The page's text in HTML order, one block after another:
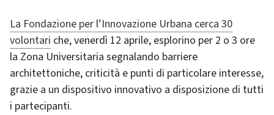
La Fondazione per l’Innovazione Urbana cerca 30
volontari che, venerdì 12 aprile, esplorino per 2 o 3 ore
la Zona Universitaria segnalando barriere
architettoniche, criticità e punti di particolare interesse,
grazie a un dispositivo innovativo a disposizione di tutti
i partecipanti.